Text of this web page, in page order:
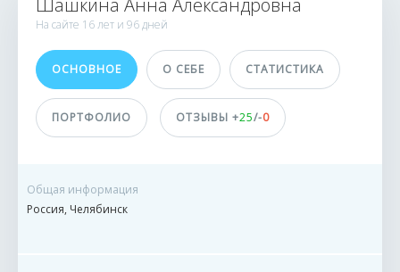
77 заказов
0 сделок
Принимает оплату
не указано
Шашкина Анна Александровна
На сайте 16 лет и 96 дней
ОСНОВНОЕ О СЕБЕ СТАТИСТИКА
ПОРТФОЛИО ОТЗЫВЫ +25/-0
Общая информация
Россия, Челябинск